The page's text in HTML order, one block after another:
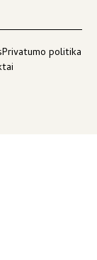
Privatumo politika